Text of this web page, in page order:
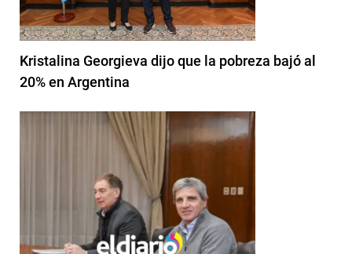
Kristalina Georgieva dijo que la pobreza bajó al
20% en Argentina